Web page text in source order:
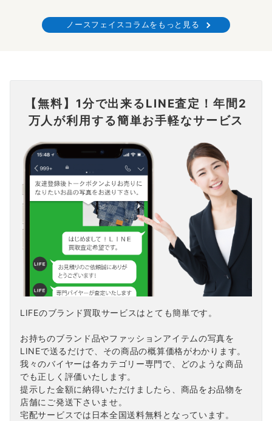
ノースフェイスコラムをもっと見る
【無料】1分で出来るLINE査定！年間2
万人が利用する簡単お手軽なサービス
LIFEのブランド買取サービスはとても簡単です。
お持ちのブランド品やファッションアイテムの写真を
LINEで送るだけで、その商品の概算価格がわかります。
我々のバイヤーは各カテゴリー専門で、どのような商品
でも正しく評価いたします。
提示した金額に納得いただけましたら、商品をお品物を
店舗にご発送下さいませ。
宅配サービスでは日本全国送料無料となっています。